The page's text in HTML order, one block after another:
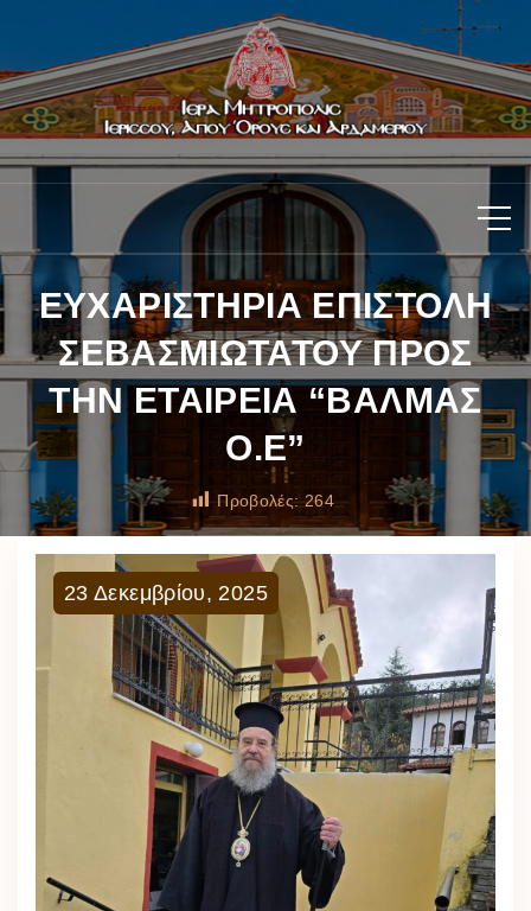
ΕΥΧΑΡΙΣΤΗΡΙΑ ΕΠΙΣΤΟΛΗ
ΣΕΒΑΣΜΙΩΤΑΤΟΥ ΠΡΟΣ
ΤΗΝ ΕΤΑΙΡΕΙΑ “ΒΑΛΜΑΣ
Ο.Ε”
Προβολές: 264
23 Δεκεμβρίου, 2025